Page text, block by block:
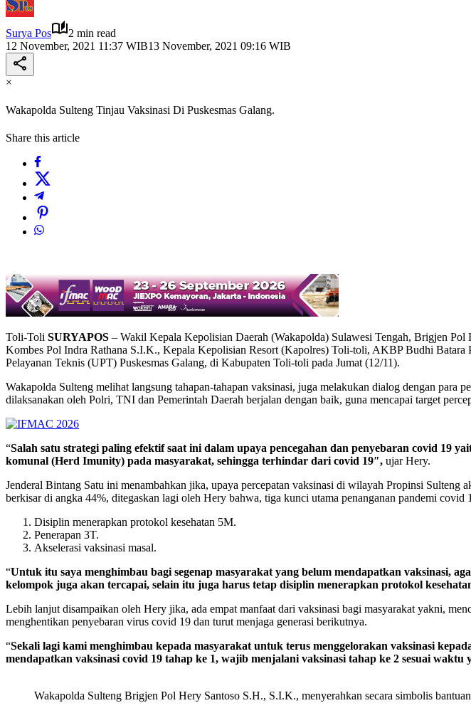
Surya Pos
2 min read
12 November, 2021 11:37 WIB13 November, 2021 09:16 WIB
×
Wakapolda Sulteng Tinjau Vaksinasi Di Puskesmas Galang.
Share this article
Toli-Toli SURYAPOS – Wakil Kepala Kepolisian Daerah (Wakapolda) Sulawesi Tengah, Brigjen
Kombes Pol Indra Rathana S.I.K., Kepala Kepolisian Resort (Kapolres) Toli-toli, AKBP Budhi
Pelayanan Teknis (UPT) Puskesmas Galang, di Kabupaten Toli-toli pada Jumat (12/11).
Wakapolda Sulteng melihat langsung tahapan-tahapan vaksinasi, juga melakukan dialog dengan para
dilaksanakan oleh Polri, TNI dan Pemerintah Daerah berjalan dengan baik, guna mencapai target
“Salah satu strategi paling efektif saat ini dalam upaya pencegahan dan penyebaran covid 19
komunal (Herd Imunity) pada masyarakat, sehingga terhindar dari covid 19″, ujar Hery.
Jenderal Bintang Satu ini menambahkan jika, upaya percepatan vaksinasi di wilayah Propinsi Sulteng
berkisar di angka 44%, ditegaskan lagi oleh Hery bahwa, tiga kunci utama penanganan pandemi covid
Disiplin menerapkan protokol kesehatan 5M.
Penerapan 3T.
Akselerasi vaksinasi masal.
“Untuk itu saya menghimbau bagi segenap masyarakat yang belum mendapatkan vaksinasi,
kelompok juga akan tercapai, selain itu juga harus tetap disiplin menerapkan protokol
Lebih lanjut disampaikan oleh Hery jika, ada empat manfaat dari vaksinasi bagi masyarakat yakni,
menghentikan penyebaran virus covid 19 dan turut menjaga generasi berikutnya.
“Sekali lagi kami menghimbau kepada masyarakat untuk terus menggelorakan vaksinasi
mendapatkan vaksinasi covid 19 tahap ke 1, wajib menjalani vaksinasi tahap ke 2 sesuai waktu
Wakapolda Sulteng Brigjen Pol Hery Santoso S.H., S.I.K., menyerahkan secara simbolis